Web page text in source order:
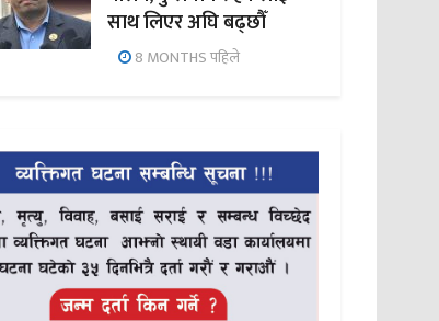
साथ लिएर अघि बढ्छौँ
8 MONTHS पहिले